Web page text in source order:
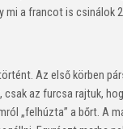
mi a francot is csinálok
Az első körben
az furcsa rajtuk,
„felhúzta” a bőrt. A